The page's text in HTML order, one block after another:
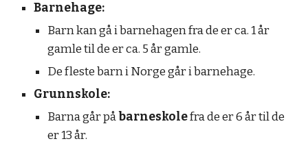
Barnehage:
Barn kan gå i barnehagen fra de er ca. 1 år
gamle til de er ca. 5 år gamle.
De fleste barn i Norge går i barnehage.
Grunnskole:
Barna går påbarneskolefra de er 6 år til de
er 13 år.